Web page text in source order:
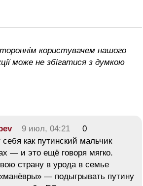
користувачем нашого
може не збігатися з думкою
9 июл, 04:21
0
как путинский мальчик
— и это ещё говоря мягко.
страну в урода в семье
— подыгрывать путину